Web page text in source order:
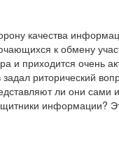
качества
к обмену
приходится очень
риторический
ли они сами
информации?